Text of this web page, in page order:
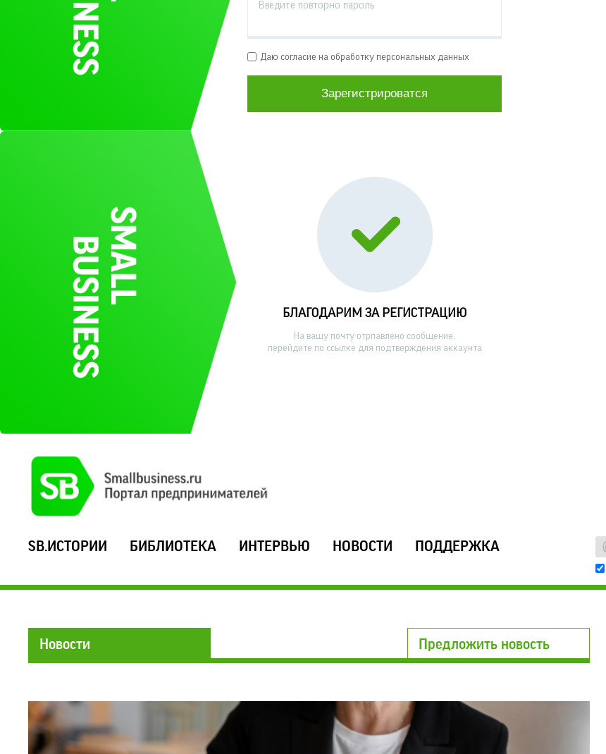
Введите повторно пароль
Даю согласие на обработку персональных данных
БЛАГОДАРИМ ЗА РЕГИСТРАЦИЮ
На вашу почту отрпавлено сообщение,
перейдите по ссылке для подтверждения аккаунта
SB.ИСТОРИИ БИБЛИОТЕКА ИНТЕРВЬЮ НОВОСТИ ПОДДЕРЖКА
Новости Предложить новость